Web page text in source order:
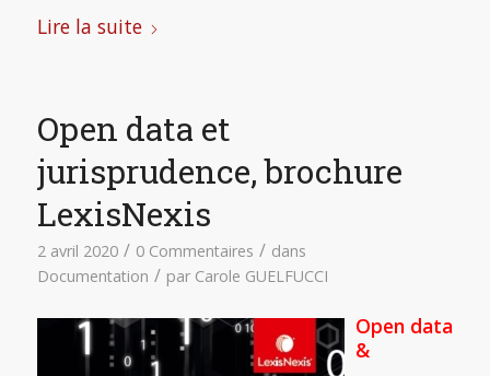
Lire la suite
Open data et
jurisprudence, brochure
LexisNexis
2 avril 2020 / 0 Commentaires / dans
Documentation / par Carole GUELFUCCI
Open data
&